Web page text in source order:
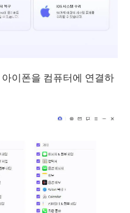
이폰을 컴퓨터에 연결하